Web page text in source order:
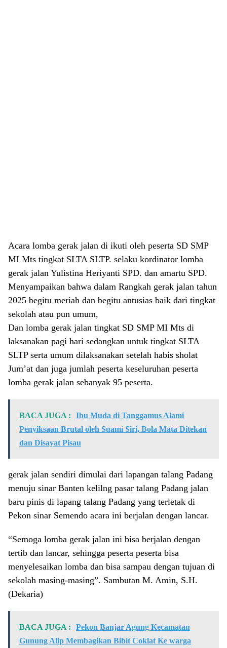
Acara lomba gerak jalan di ikuti oleh peserta SD SMP
MI Mts tingkat SLTA SLTP. selaku kordinator lomba
gerak jalan Yulistina Heriyanti SPD. dan amartu SPD.
Menyampaikan bahwa dalam Rangkah gerak jalan tahun
2025 begitu meriah dan begitu antusias baik dari tingkat
sekolah atau pun umum,
Dan lomba gerak jalan tingkat SD SMP MI Mts di
laksanakan pagi hari sedangkan untuk tingkat SLTA
SLTP serta umum dilaksanakan setelah habis sholat
Jum’at dan juga jumlah peserta keseluruhan peserta
lomba gerak jalan sebanyak 95 peserta.
BACA JUGA :
Ibu Muda di Tanggamus Alami
Penyiksaan Brutal oleh Suami Siri, Bola Mata Ditekan
dan Disayat Pisau
gerak jalan sendiri dimulai dari lapangan talang Padang
menuju sinar Banten kelilng pasar talang Padang jalan
baru pinis di lapang talang Padang yang terletak di
Pekon sinar Semendo acara ini berjalan dengan lancar.
“Semoga lomba gerak jalan ini bisa berjalan dengan
tertib dan lancar, sehingga peserta peserta bisa
menyelesaikan lomba dan bisa sampau dengan tujuan di
sekolah masing-masing”. Sambutan M. Amin, S.H.
(Dekaria)
BACA JUGA :
Pekon Banjar Agung Kecamatan
Gunung Alip Membagikan Bibit Coklat Ke warga